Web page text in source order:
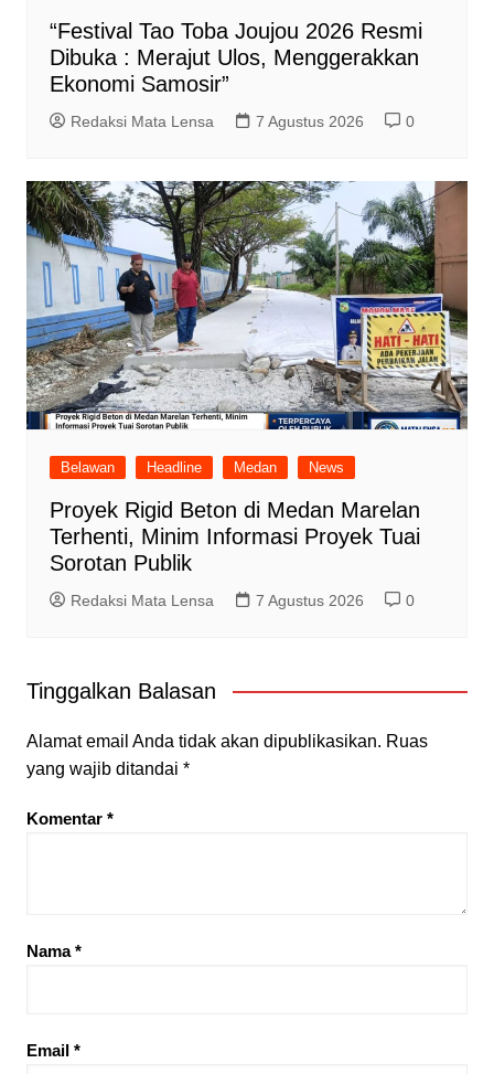
“Festival Tao Toba Joujou 2026 Resmi
Dibuka : Merajut Ulos, Menggerakkan
Ekonomi Samosir”
Redaksi Mata Lensa 7 Agustus 2026 0
Belawan Headline Medan News
Proyek Rigid Beton di Medan Marelan
Terhenti, Minim Informasi Proyek Tuai
Sorotan Publik
Redaksi Mata Lensa 7 Agustus 2026 0
Tinggalkan Balasan
Alamat email Anda tidak akan dipublikasikan. Ruas
yang wajib ditandai *
Komentar *
Nama*
Email *